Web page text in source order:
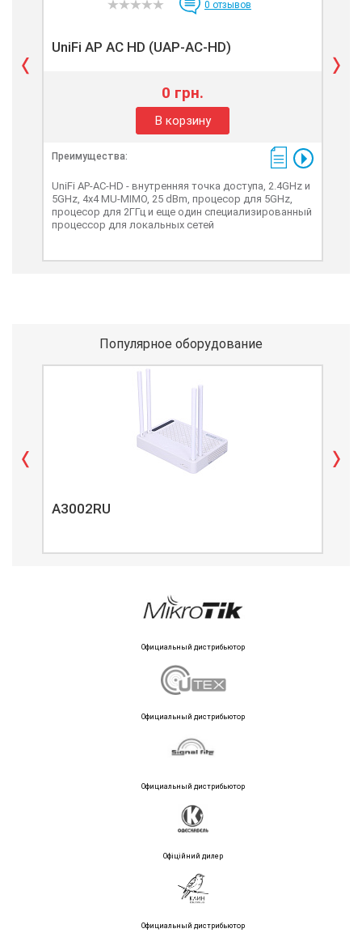
0 отзывов
UniFi AP AC HD (UAP-AC-HD)
0 грн.
В корзину
Преимущества:
UniFi AP-AC-HD - внутренняя точка доступа, 2.4GHz и
5GHz, 4x4 MU-MIMO, 25 dBm, процесор для 5GHz,
процесор для 2ГГц и еще один специализированный
процессор для локальных сетей
Популярное оборудование
A3002RU
Официальный дистрибьютор
Официальный дистрибьютор
Официальный дистрибьютор
Офіційний дилер
Официальный дистрибьютор